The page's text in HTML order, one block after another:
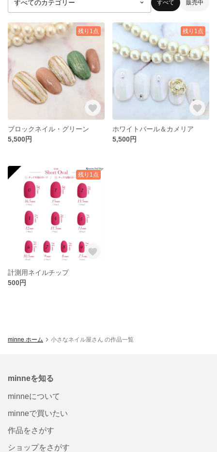
すべて 販売中
残り1点
ブロックネイル・グリーン
5,500円
残り1点
ホワイトパール＆カメリア
5,500円
残り1点
計測用ネイルチップ
500円
minne ホーム 小さなネイル屋さん の作品一覧
minneを知る
minneについて
minneで買いたい
作品をさがす
ショップをさがす